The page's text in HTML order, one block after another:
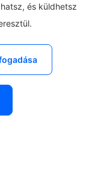
és küldhetsz